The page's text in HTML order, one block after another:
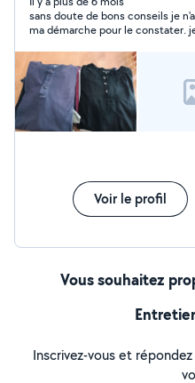
sans doute de bons conseils je
ma démarche pour le constater.
contact
Voir le profil
Vous souhaitez
Inscrivez-vous et